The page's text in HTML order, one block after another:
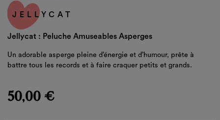
JELLYCAT
Jellycat : Peluche Amuseables Asperges
Un adorable asperge pleine d’énergie et d’humour, prête à
battre tous les records et à faire craquer petits et grands.
50,00 €